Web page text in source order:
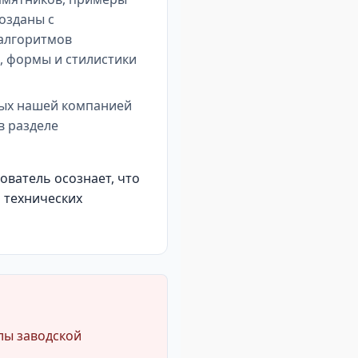
с
и стилистики
нашей компанией
разделе
осознает, что
заводской